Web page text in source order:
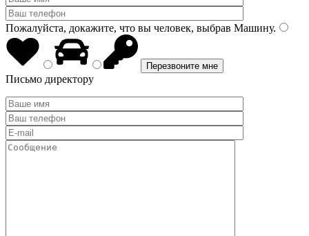
Пожалуйста, докажите, что вы человек, выбрав Машину.
Письмо директору